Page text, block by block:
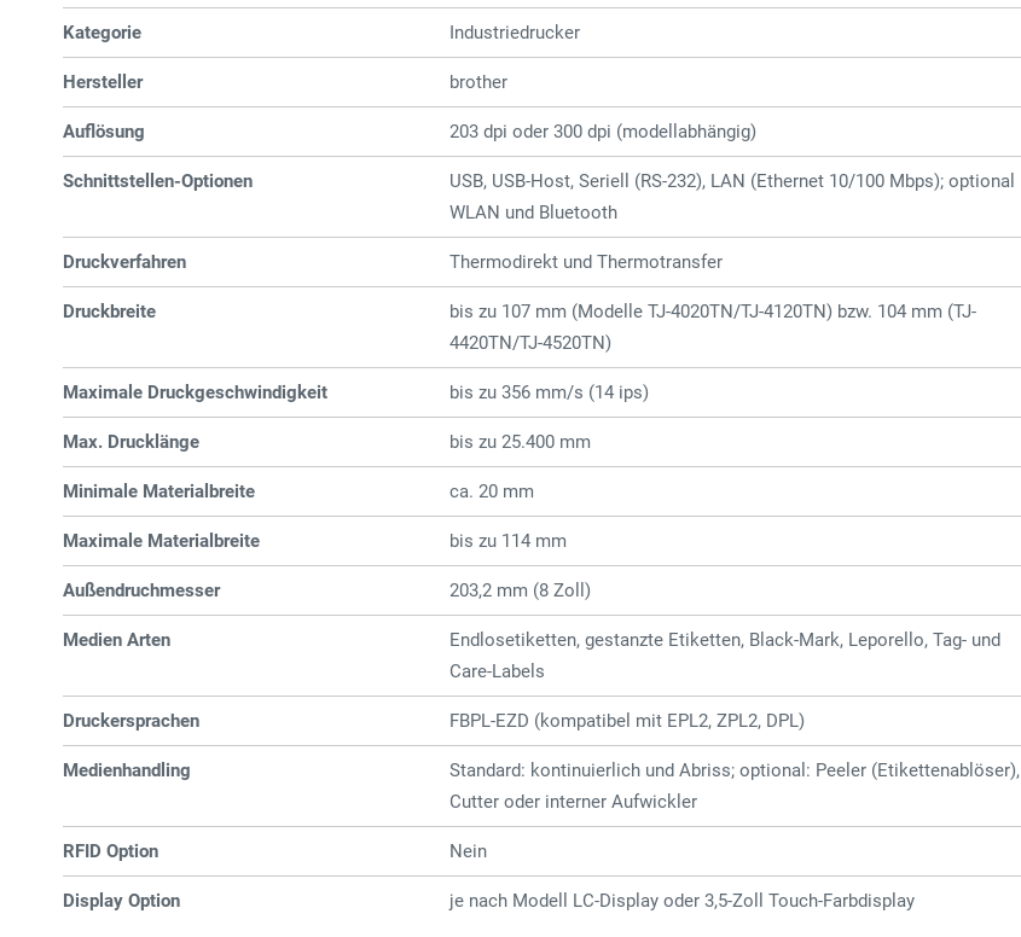
Kategorie Industriedrucker
Hersteller brother
Auflösung 203 dpi oder 300 dpi (modellabhängig)
Schnittstellen-Optionen
USB, USB-Host, Seriell (RS-232), LAN (Ethernet 10/100 Mbps); optional
WLAN und Bluetooth
Druckverfahren Thermodirekt und Thermotransfer
Druckbreite
bis zu 107 mm (Modelle TJ-4020TN/TJ-4120TN) bzw. 104 mm (TJ-
4420TN/TJ-4520TN)
Maximale Druckgeschwindigkeit bis zu 356 mm/s (14 ips)
Max. Drucklänge bis zu 25.400 mm
Minimale Materialbreite ca. 20 mm
Maximale Materialbreite bis zu 114 mm
Außendruchmesser 203,2 mm (8 Zoll)
Medien Arten
Endlosetiketten, gestanzte Etiketten, Black-Mark, Leporello, Tag- und
Care-Labels
Druckersprachen FBPL-EZD (kompatibel mit EPL2, ZPL2, DPL)
Medienhandling
Standard: kontinuierlich und Abriss; optional: Peeler (Etikettenablöser),
Cutter oder interner Aufwickler
RFID Option Nein
Display Option je nach Modell LC-Display oder 3,5-Zoll Touch-Farbdisplay